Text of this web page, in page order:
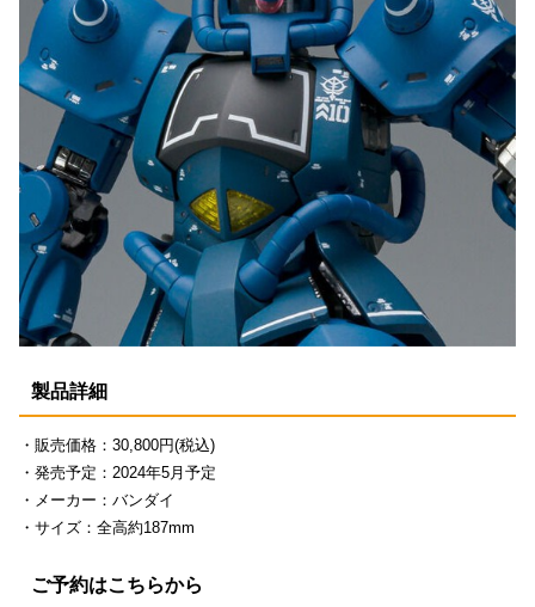
製品詳細
・販売価格：30,800円(税込)
・発売予定：2024年5月予定
・メーカー：バンダイ
・サイズ：全高約187mm
ご予約はこちらから